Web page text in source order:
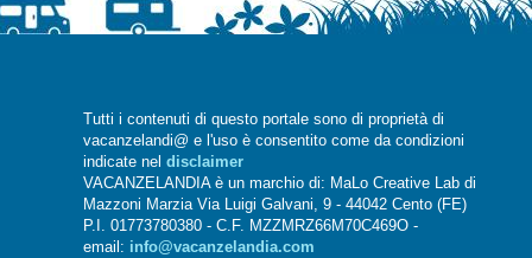
Tutti i contenuti di questo portale sono di proprietà di
vacanzelandi@ e l'uso è consentito come da condizioni
indicate nel disclaimer
VACANZELANDIA è un marchio di: MaLo Creative Lab di
Mazzoni Marzia Via Luigi Galvani, 9 - 44042 Cento (FE)
P.I. 01773780380 - C.F. MZZMRZ66M70C469O -
email: info@vacanzelandia.com